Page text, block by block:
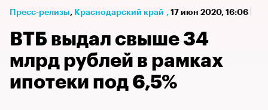
Пресс-релизы⁠, Краснодарский край , 17 июн 2020, 16:06
ВТБ выдал свыше 34
млрд рублей в рамках
ипотеки под 6,5%